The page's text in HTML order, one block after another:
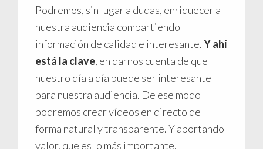
Podremos, sin lugar a dudas, enriquecer a
nuestra audiencia compartiendo
información de calidad e interesante.Y ahí
está la clave, en darnos cuenta de que
nuestro día a día puede ser interesante
para nuestra audiencia. De ese modo
podremos crear vídeos en directo de
forma natural y transparente. Y aportando
valor, que es lo más importante.